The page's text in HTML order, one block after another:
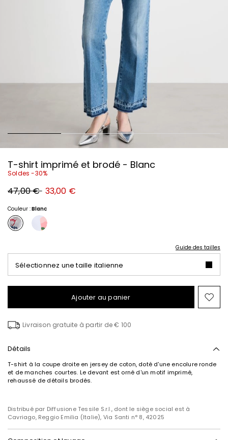
T-shirt imprimé et brodé - Blanc
Soldes -30%
Prix
original
€
47,00 € Nouveau
prix
€
33,00 €
Couleur :Blanc
Guide des tailles
Sélectionnez une taille italienne
Ajouter au panier
Livraison gratuite à partir de € 100
Détails
T-shirt à la coupe droite en jersey de coton, doté d'une encolure ronde
et de manches courtes. Le devant est orné d'un motif imprimé,
rehaussé de détails brodés.
Distribué par Diffusione Tessile S.r.l., dont le siège social est à
Cavriago, Reggio Emilia (Italie), Via Santi n° 8, 42025